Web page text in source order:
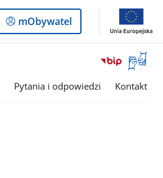
Logowanie
do
mObywatel
Otwórz
okno
z
Pytania i odpowiedzi Kontakt